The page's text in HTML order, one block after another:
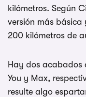
kilómetros. Según
versión más
200 kilómetros de
Hay dos acabados
You y Max,
resulte algo